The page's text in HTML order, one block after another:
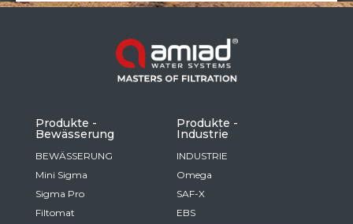
German
Israel
Hebrew
Chinese
Based on your current location, we recommend
this Amiad website for you
North America- English
Produkte -
Bewässerung
BEWÄSSERUNG
Mini Sigma
Sigma Pro
Filtomat
Produkte -
Industrie
INDUSTRIE
Omega
SAF-X
EBS